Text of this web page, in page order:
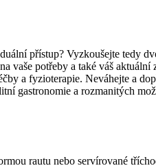
přístup? Vyzkoušejte tedy
vaše potřeby a také váš
a fyzioterapie. Neváhejte a
gastronomie a rozmanitých
rautu nebo servírované